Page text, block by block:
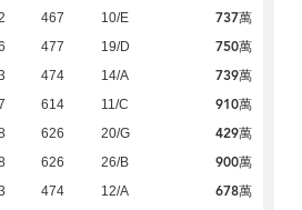
467 10/E 737萬
477 19/D 750萬
474 14/A 739萬
614 11/C 910萬
626 20/G 429萬
626 26/B 900萬
474 12/A 678萬